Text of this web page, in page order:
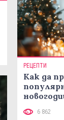
РЕЦЕПТИ
Как да
рецепта
6 862